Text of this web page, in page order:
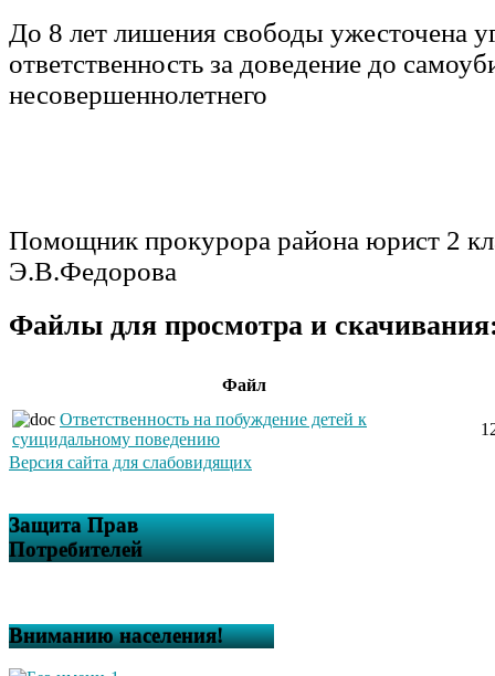
До 8 лет лишения свободы ужесточена
ответственность за доведение до
несовершеннолетнего
Помощник прокурора района юрист 2
Э.В.Федорова
Файлы для просмотра и
Файл
Ответственность на побуждение детей к
суицидальному поведению
Версия сайта для слабовидящих
Защита Прав
Потребителей
Вниманию населения!